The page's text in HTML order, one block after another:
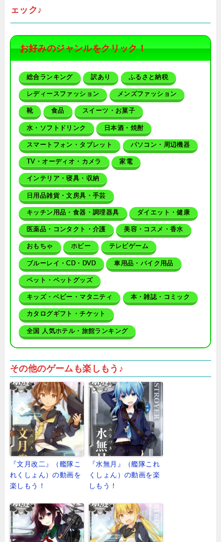
ェック♪
お好みのジャンルをクリック！
総合ランキング 訳あり ふるさと納税
レディースファッション メンズファッション
靴 食品 スイーツ・お菓子
水・ソフトドリンク 日本酒・焼酎
スマートフォン・タブレット パソコン・周辺機器
TV・オーディオ・カメラ 家電
インテリア・寝具・収納
日用品雑貨・文房具・手芸
キッチン用品・食器・調理器具 ダイエット・健康
医薬品・コンタクト・介護 美容・コスメ・香水
おもちゃ ホビー テレビゲーム
ブルーレイ・CD・DVD 車用品・バイク用品
ペット・ペットグッズ
キッズ・ベビー・マタニティ 本・雑誌・コミック
カタログギフト・チケット
全国 人気ホテル・旅館ランキング
その他のゲームも楽しもう♪
『文月改二』（艦隊こ
れくしょん）の動画を
楽しもう！
『水無月』（艦隊これ
くしょん）の動画を楽
しもう！